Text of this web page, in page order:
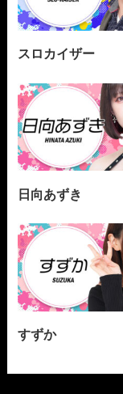
スロカイザー
日向あずき
すずか